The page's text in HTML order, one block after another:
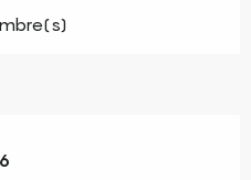
2026